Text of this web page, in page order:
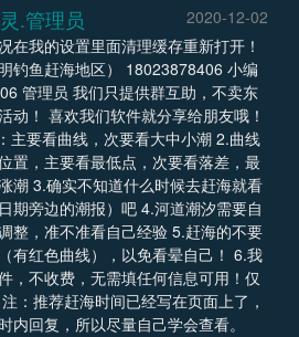
.管理员
2020-12-02
在我的设置里面清理缓存重新打开！
钓鱼赶海地区） 18023878406 小编
管理员 我们只提供群互助，不卖东
动！ 喜欢我们软件就分享给朋友哦！
主要看曲线，次要看大中小潮 2.曲线
置，主要看最低点，次要看落差，最
潮 3.确实不知道什么时候去赶海就看
期旁边的潮报）吧 4.河道潮汐需要自
整，准不准看自己经验 5.赶海的不要
有红色曲线），以免看晕自己！ 6.我
，不收费，无需填任何信息可用！仅
：推荐赶海时间已经写在页面上了，
内回复，所以尽量自己学会查看。